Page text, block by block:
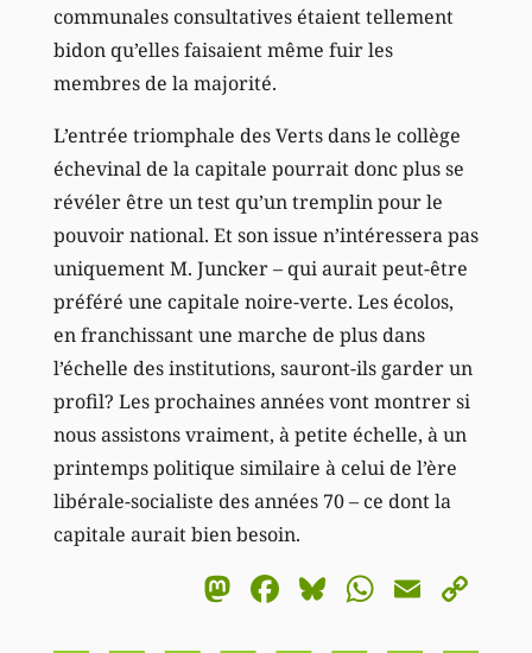
communales consultatives étaient tellement
bidon qu’elles faisaient même fuir les
membres de la majorité.
L’entrée triomphale des Verts dans le collège
échevinal de la capitale pourrait donc plus se
révéler être un test qu’un tremplin pour le
pouvoir national. Et son issue n’intéressera pas
uniquement M. Juncker – qui aurait peut-être
préféré une capitale noire-verte. Les écolos,
en franchissant une marche de plus dans
l’échelle des institutions, sauront-ils garder un
profil? Les prochaines années vont montrer si
nous assistons vraiment, à petite échelle, à un
printemps politique similaire à celui de l’ère
libérale-socialiste des années 70 – ce dont la
capitale aurait bien besoin.
Mastodon
Facebook
BlueskyEmail